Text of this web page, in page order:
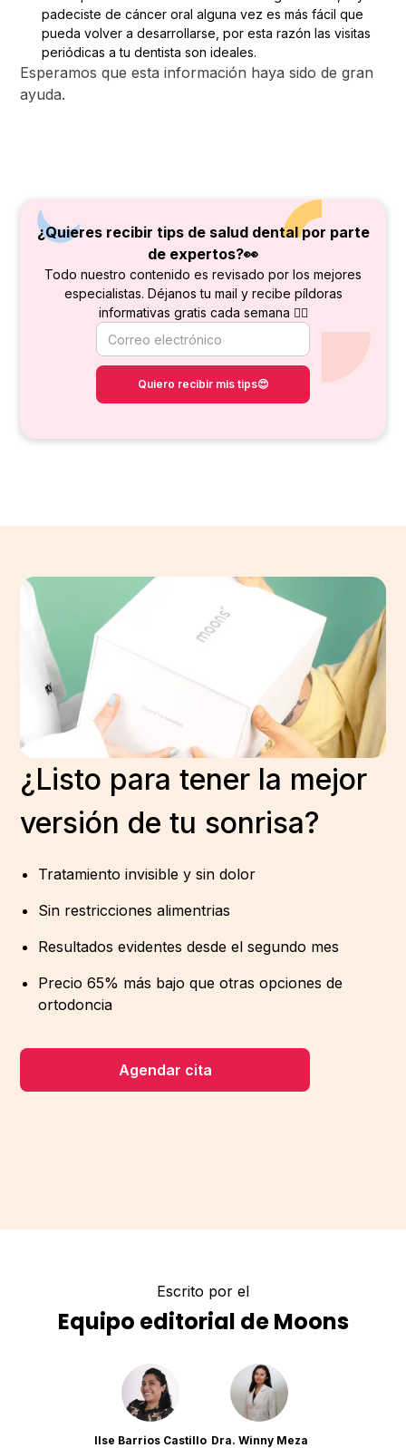
padeciste de cáncer oral alguna vez es más fácil que
pueda volver a desarrollarse, por esta razón las visitas
periódicas a tu dentista son ideales.
Esperamos que esta información haya sido de gran
ayuda.
¿Quieres recibir tips de salud dental por parte
de expertos?👀
Todo nuestro contenido es revisado por los mejores
especialistas. Déjanos tu mail y recibe píldoras
informativas gratis cada semana 👇🏻
¿Listo para tener la mejor
versión de tu sonrisa?
Tratamiento invisible y sin dolor
Sin restricciones alimentrias
Resultados evidentes desde el segundo mes
Precio 65% más bajo que otras opciones de
ortodoncia
Agendar cita
Escrito por el
Equipo editorial de Moons
Ilse Barrios Castillo Dra. Winny Meza